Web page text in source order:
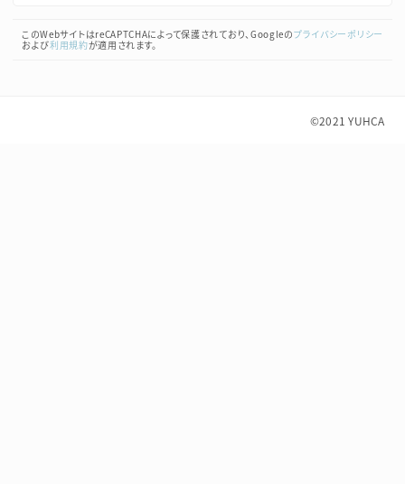
このWebサイトはreCAPTCHAによって保護されており、Googleのプライバシーポリシー
および利用規約が適用されます。
©2021YUHCA